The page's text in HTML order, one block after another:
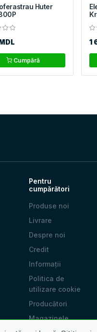
Huter
Cumpără
1
Pentru
cumpărători
Produse noi
Livrare
Despre noi
Credit
Informații
Politica de
utilizare cookie
Producători
Magazinele
noastre